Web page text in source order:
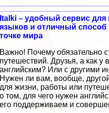
Italki – удобный сервис
языков и отличный
точке мира
Важно! Почему обязательно
путешествий. Друзья, а как у
английским? Или с другими
Нужен ли вам, вообще,
для жизни, работы или
о том, для чего нужен
его поддерживаем и